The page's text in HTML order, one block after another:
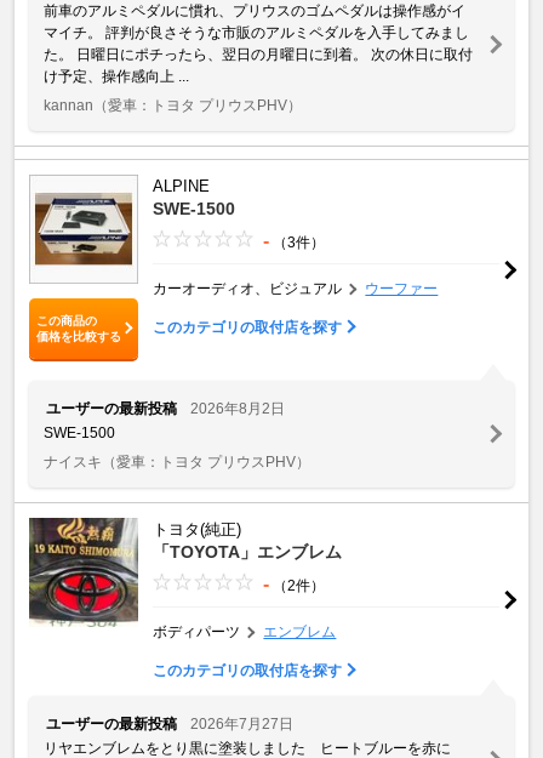
前車のアルミペダルに慣れ、プリウスのゴムペダルは操作感がイ
マイチ。 評判が良さそうな市販のアルミペダルを入手してみまし
た。 日曜日にポチったら、翌日の月曜日に到着。 次の休日に取付
け予定、操作感向上 ...
kannan （愛車：トヨタ プリウスPHV）
この商品の
価格を比較する
ALPINE
SWE-1500
- （3件）
カーオーディオ、ビジュアル ウーファー
このカテゴリの取付店を探す
ユーザーの最新投稿
2026年8月2日
SWE-1500
ナイスキ （愛車：トヨタ プリウスPHV）
トヨタ(純正)
「TOYOTA」エンブレム
- （2件）
ボディパーツ エンブレム
このカテゴリの取付店を探す
ユーザーの最新投稿
2026年7月27日
リヤエンブレムをとり黒に塗装しました ヒートブルーを赤に